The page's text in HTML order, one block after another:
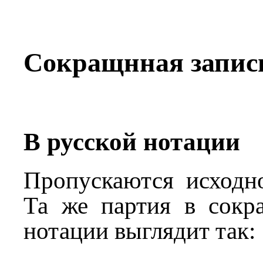
Сокращнная
В русской нотации
Пропускаются
Та же партия в
нотации выглядит так: